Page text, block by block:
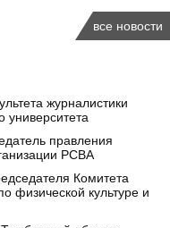
все новости
журналистики
университета
правления
РСВА
Комитета
физической культуре и